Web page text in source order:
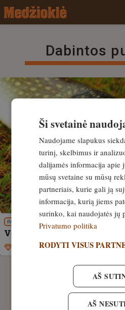
Dabintos
PATIRTIS
Vėl bus leidžiama žvejoti
Išskirtinis 30. balandis, 2026
Ši svetainė
Naudojame slapukus
turinį, skelbimus ir
dalijamės informacija apie
mūsų svetaine su mūsų
partneriais, kurie gali ją
informacija, kurią jiems
surinko, kai naudojatės jų
Privatumo politika
RODYTI VISUS
AŠ
AŠ